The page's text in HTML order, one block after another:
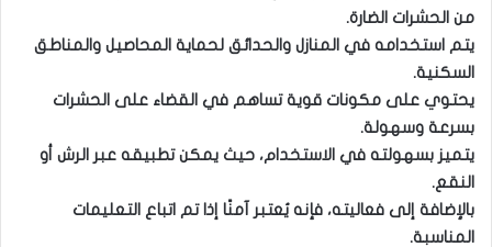
من الحشرات الضارة.
يتم استخدامه في المنازل والحدائق لحماية المحاصيل والمناطق
السكنية.
يحتوي على مكونات قوية تساهم في القضاء على الحشرات
بسرعة وسهولة.
يتميز بسهولته في الاستخدام، حيث يمكن تطبيقه عبر الرش أو
النقع.
بالإضافة إلى فعاليته، فإنه يُعتبر آمنًا إذا تم اتباع التعليمات
المناسبة.